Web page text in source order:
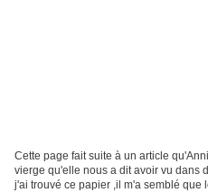
Cette page fait suite à un article
vierge qu'elle nous a dit avoir vu dans
j'ai trouvé ce papier ,il m'a semblé